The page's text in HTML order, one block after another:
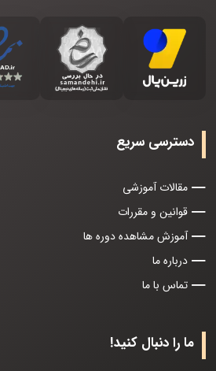
دسترسی سریع
مقالات آموزشی
قوانین و مقررات
آموزش مشاهده دوره ها
درباره ما
تماس با ما
ما را دنبال کنید!